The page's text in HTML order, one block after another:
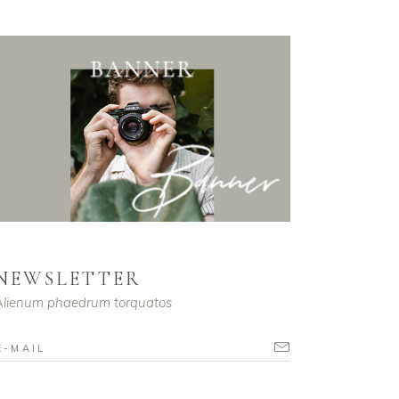
phaedrum torquatos